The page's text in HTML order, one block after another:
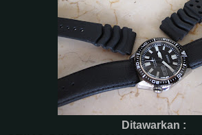
Ditawarkan :